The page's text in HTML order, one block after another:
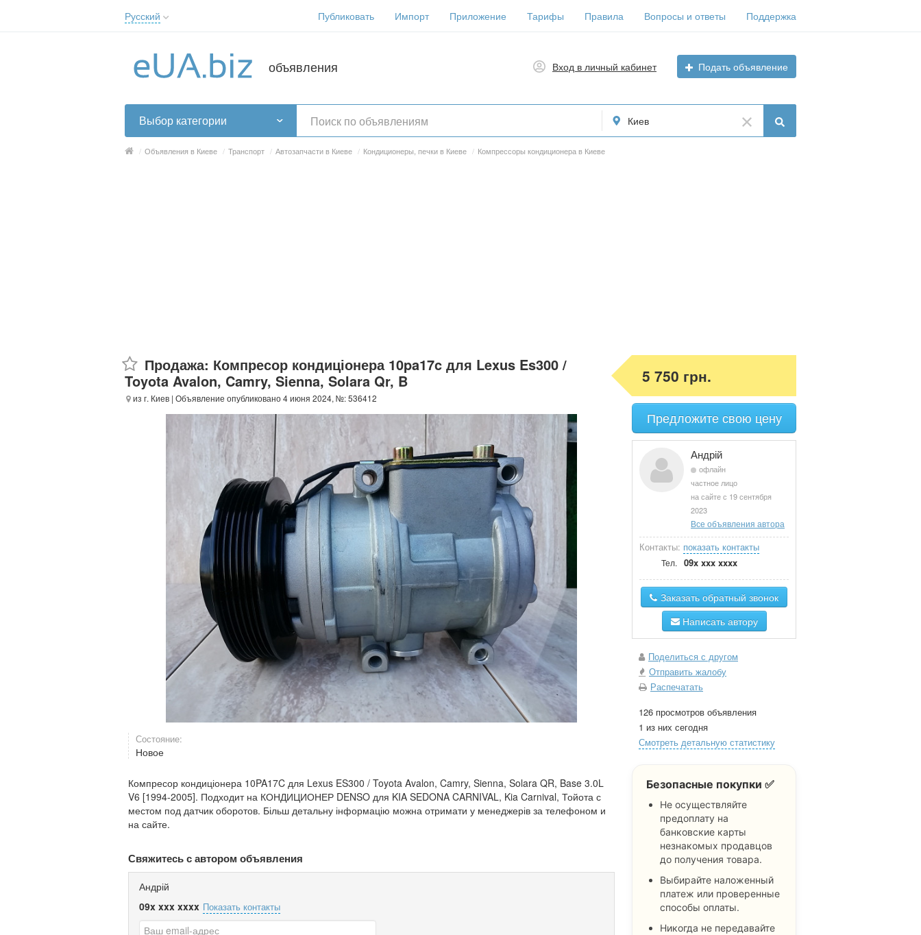
Русский
Українська
Публиковать Импорт Приложение Тарифы Правила Вопросы и ответы Поддержка
объявления Вход в личный кабинет Подать объявление
Выбор категории Киев
/ Объявления в Киеве / Транспорт / Автозапчасти в Киеве / Кондиционеры, печки в Киеве / Компрессоры кондиционера в Киеве
Продажа: Компресор кондиціонера 10pa17c для Lexus Es300 /
Toyota Avalon, Camry, Sienna, Solara Qr, B
из г. Киев | Объявление опубликовано 4 июня 2024, №: 536412
Состояние:
Новое
Компресор кондиціонера 10PA17C для Lexus ES300 / Toyota Avalon, Camry, Sienna, Solara QR, Base 3.0L
V6 [1994-2005]. Подходит на КОНДИЦИОНЕР DENSO для KIA SEDONA CARNIVAL, Kia Carnival, Тойота с
местом под датчик оборотов. Більш детальну інформацію можна отримати у менеджерів за телефоном и
на сайте.
Свяжитесь с автором объявления
Андрій
09x xxx xxxx Показать контакты
5 750 грн.
Предложите свою цену
Андрій
офлайн
частное лицо
на сайте с 19 сентября
2023
Все объявления автора
Контакты: показать контакты
Тел. 09x xxx xxxx
Заказать обратный звонок
Написать автору
Поделиться с другом
Отправить жалобу
Распечатать
126 просмотров объявления
1 из них сегодня
Смотреть детальную статистику
Безопасные покупки ✅
Не осуществляйте
предоплату на
банковские карты
незнакомых продавцов
до получения товара.
Выбирайте наложенный
платеж или проверенные
способы оплаты.
Никогда не передавайте